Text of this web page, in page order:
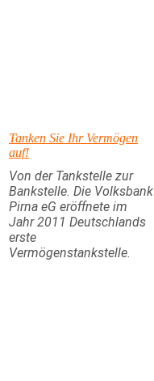
Tanken Sie Ihr Vermögen
auf!
Von der Tankstelle zur
Bankstelle. Die Volksbank
Pirna eG eröffnete im
Jahr 2011 Deutschlands
erste
Vermögenstankstelle.